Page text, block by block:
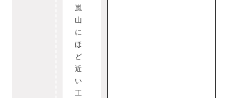
嵐
山
に
ほ
ど
近
い
工